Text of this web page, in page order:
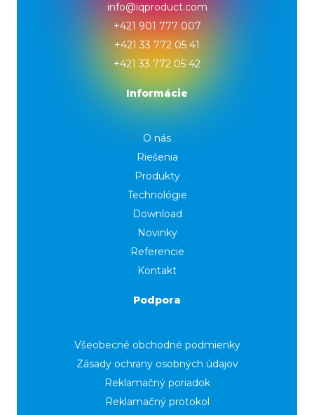
info@iqproduct.com
+421 901 777 007
+421 33 772 05 41
+421 33 772 05 42
Informácie
O nás
Riešenia
Produkty
Technológie
Download
Novinky
Referencie
Kontakt
Podpora
Všeobecné obchodné podmienky
Zásady ochrany osobných údajov
Reklamačný poriadok
Reklamačný protokol